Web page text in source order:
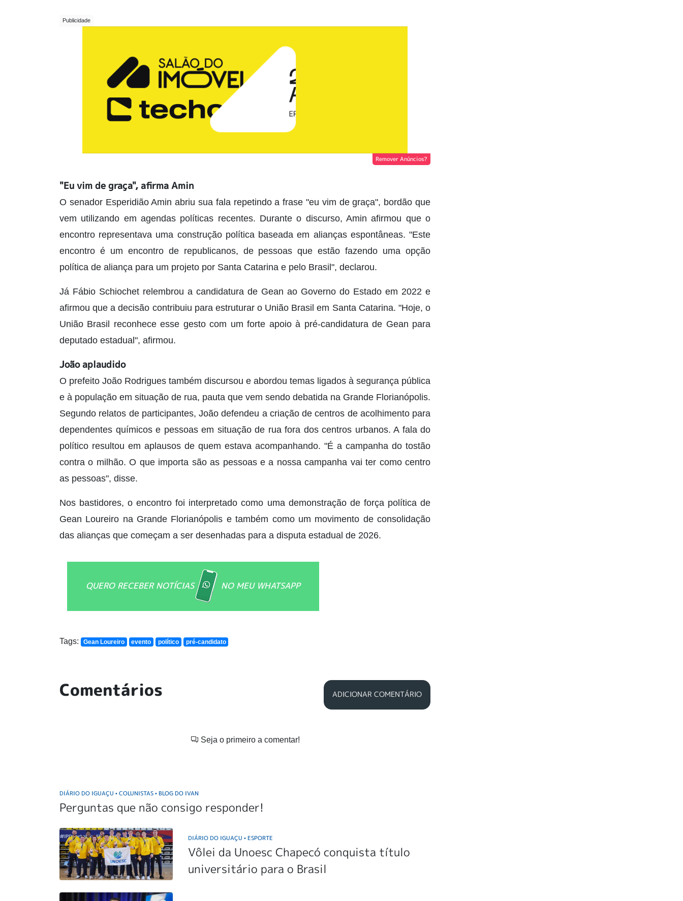
Remover Anúncios?
"Eu vim de graça", afirma Amin
O senador Esperidião Amin abriu sua fala repetindo a frase "eu vim de graça", bordão que
vem utilizando em agendas políticas recentes. Durante o discurso, Amin afirmou que o
encontro representava uma construção política baseada em alianças espontâneas. "Este
encontro é um encontro de republicanos, de pessoas que estão fazendo uma opção
política de aliança para um projeto por Santa Catarina e pelo Brasil", declarou.
Já Fábio Schiochet relembrou a candidatura de Gean ao Governo do Estado em 2022 e
afirmou que a decisão contribuiu para estruturar o União Brasil em Santa Catarina. "Hoje, o
União Brasil reconhece esse gesto com um forte apoio à pré-candidatura de Gean para
deputado estadual", afirmou.
João aplaudido
O prefeito João Rodrigues também discursou e abordou temas ligados à segurança pública
e à população em situação de rua, pauta que vem sendo debatida na Grande Florianópolis.
Segundo relatos de participantes, João defendeu a criação de centros de acolhimento para
dependentes químicos e pessoas em situação de rua fora dos centros urbanos. A fala do
político resultou em aplausos de quem estava acompanhando. "É a campanha do tostão
contra o milhão. O que importa são as pessoas e a nossa campanha vai ter como centro
as pessoas", disse.
Nos bastidores, o encontro foi interpretado como uma demonstração de força política de
Gean Loureiro na Grande Florianópolis e também como um movimento de consolidação
das alianças que começam a ser desenhadas para a disputa estadual de 2026.
QUERO RECEBER NOTÍCIAS NO MEU WHATSAPP
Tags: Gean Loureiro evento político pré-candidato
Comentários ADICIONAR COMENTÁRIO
Seja o primeiro a comentar!
DIÁRIO DO IGUAÇU • COLUNISTAS • BLOG DO IVAN
Perguntas que não consigo responder!
DIÁRIO DO IGUAÇU• ESPORTE
Vôlei da Unoesc Chapecó conquista título
universitário para o Brasil